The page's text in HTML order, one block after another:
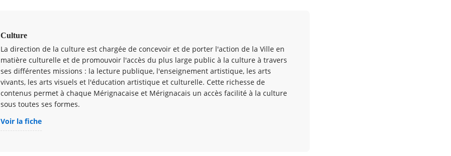
Culture
La direction de la culture est chargée de concevoir et de porter l'action de la Ville en
matière culturelle et de promouvoir l'accès du plus large public à la culture à travers
ses différentes missions : la lecture publique, l'enseignement artistique, les arts
vivants, les arts visuels et l'éducation artistique et culturelle. Cette richesse de
contenus permet à chaque Mérignacaise et Mérignacais un accès facilité à la culture
sous toutes ses formes.
Voir la fiche